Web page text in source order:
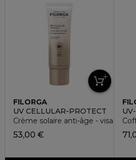
FILORGA
UV CELLULAR-PROTECT
Crème solaire anti-âge - visage et
53,00 €